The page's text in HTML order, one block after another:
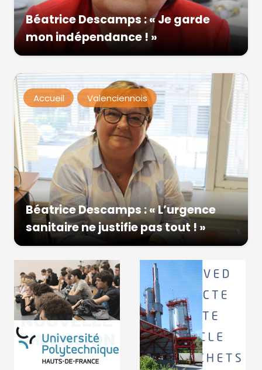
Béatrice Descamps : « Je garde
mon indépendance ! »
Accueil Valenciennois
Béatrice Descamps : « L’urgence
sanitaire ne justifie pas tout ! »